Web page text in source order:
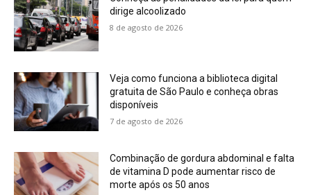
dirige alcoolizado
8 de agosto de 2026
Veja como funciona a biblioteca digital
gratuita de São Paulo e conheça obras
disponíveis
7 de agosto de 2026
Combinação de gordura abdominal e falta
de vitamina D pode aumentar risco de
morte após os 50 anos